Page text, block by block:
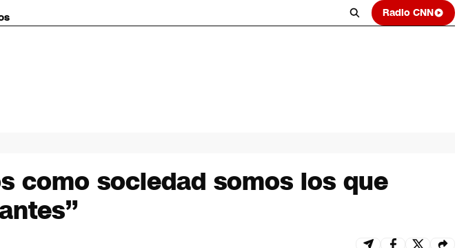
Radio CNN
como sociedad somos los que